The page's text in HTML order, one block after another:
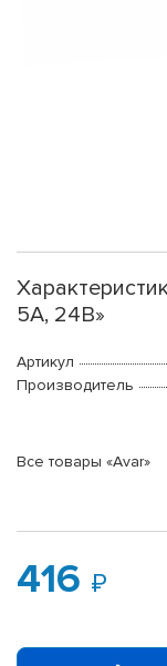
5А, 24В»
Артикул
Производитель
Все товары «Avar»
416